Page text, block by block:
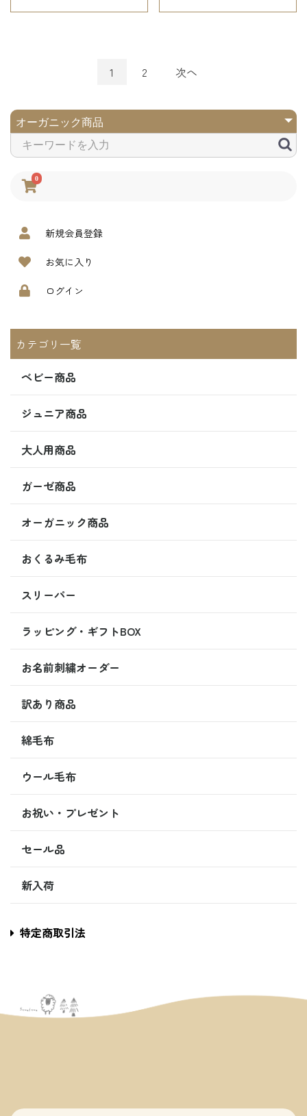
0
新規会員登録
お気に入り
ログイン
カテゴリ一覧
ベビー商品
ジュニア商品
大人用商品
ガーゼ商品
オーガニック商品
おくるみ毛布
スリーパー
ラッピング・ギフトBOX
お名前刺繍オーダー
訳あり商品
綿毛布
ウール毛布
お祝い・プレゼント
セール品
新入荷
特定商取引法
1 2 次へ